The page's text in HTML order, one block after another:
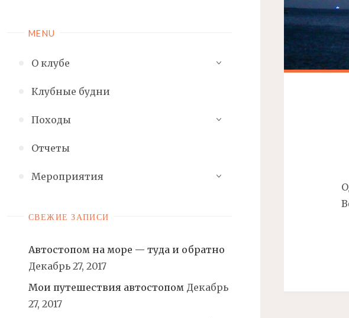
MENU
О клубе
Клубные будни
Походы
Отчеты
Мероприятия
СВЕЖИЕ ЗАПИСИ
Автостопом на море — туда и обратно
Декабрь 27, 2017
Мои путешествия автостопом Декабрь
27, 2017